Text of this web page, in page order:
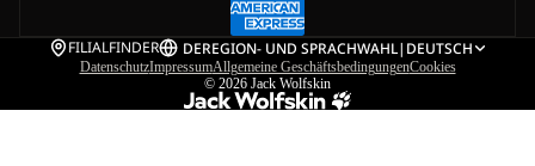
FILIALFINDER DEREGION- UND SPRACHWAHL| DEUTSCH
DatenschutzImpressumAllgemeine GeschäftsbedingungenCookies
© 2026 Jack Wolfskin